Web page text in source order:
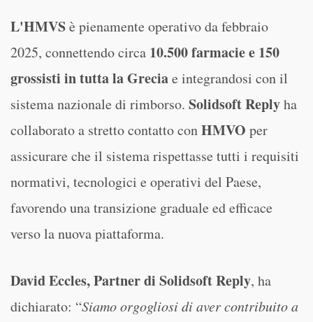
L'HMVSè pienamente operativo da febbraio
2025, connettendo circa 10.500 farmacie e 150
grossisti in tutta la Greciae integrandosi con il
sistema nazionale di rimborso. Solidsoft Replyha
collaborato a stretto contatto conHMVO per
assicurare che il sistema rispettasse tutti i requisiti
normativi, tecnologici e operativi del Paese,
favorendo una transizione graduale ed efficace
verso la nuova piattaforma.
David Eccles, Partner di Solidsoft Reply, ha
dichiarato: “Siamo orgogliosi di aver contribuito a